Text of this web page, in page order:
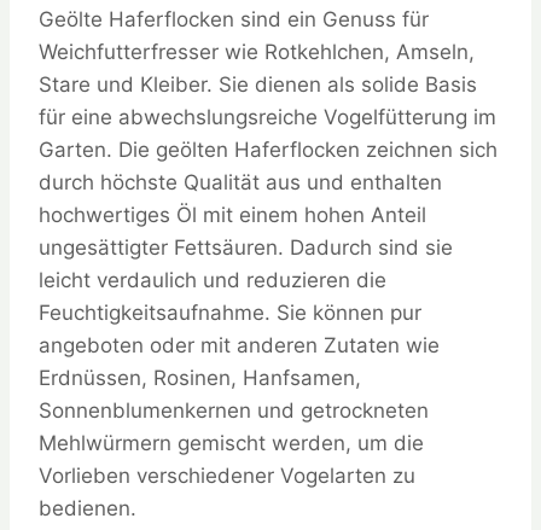
Geölte Haferflocken sind ein Genuss für
Weichfutterfresser wie Rotkehlchen, Amseln,
Stare und Kleiber. Sie dienen als solide Basis
für eine abwechslungsreiche Vogelfütterung im
Garten. Die geölten Haferflocken zeichnen sich
durch höchste Qualität aus und enthalten
hochwertiges Öl mit einem hohen Anteil
ungesättigter Fettsäuren. Dadurch sind sie
leicht verdaulich und reduzieren die
Feuchtigkeitsaufnahme. Sie können pur
angeboten oder mit anderen Zutaten wie
Erdnüssen, Rosinen, Hanfsamen,
Sonnenblumenkernen und getrockneten
Mehlwürmern gemischt werden, um die
Vorlieben verschiedener Vogelarten zu
bedienen.